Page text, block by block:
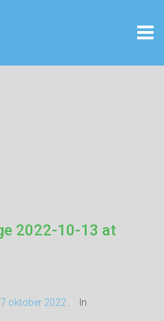
2022-10-13 at
oktober 2022 In